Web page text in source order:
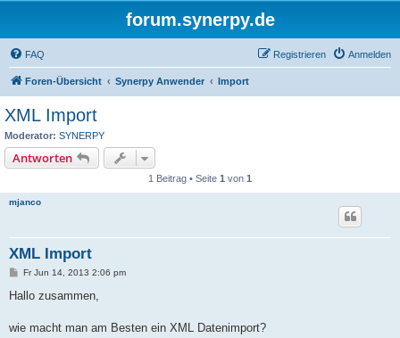
forum.synerpy.de
FAQ Anmelden
Registrieren
Foren-Übersicht Synerpy Anwender Import
XML Import
Moderator: SYNERPY
Antworten
1 Beitrag • Seite 1 von 1
mjanco
XML Import
B
i
a
Fr Jun 14, 2013 2:06 pm
Hallo zusammen,
wie macht man am Besten ein XML Datenimport?